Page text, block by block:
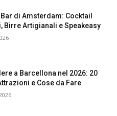
Bar di Amsterdam: Cocktail
Birre Artigianali e Speakeasy
a Barcellona nel 2026: 20
e Cose da Fare